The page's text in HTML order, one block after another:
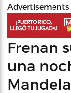
Advertisements
Frenan
una
Mandela